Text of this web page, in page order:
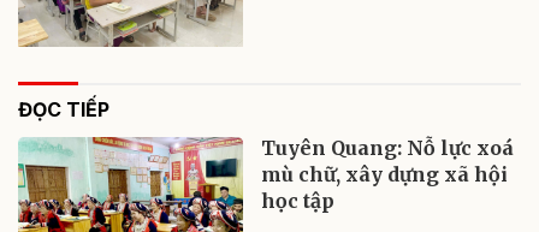
ĐỌC TIẾP
Tuyên Quang: Nỗ lực xoá
mù chữ, xây dựng xã hội
học tập